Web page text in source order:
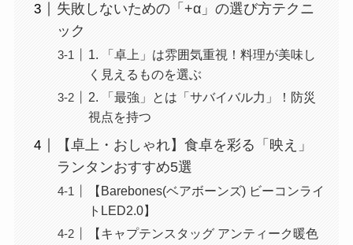
失敗しないための「+α」の選び方テクニ
ック
1. 「卓上」は雰囲気重視！料理が美味し
く見えるものを選ぶ
2. 「最強」とは「サバイバル力」！防災
視点を持つ
【卓上・おしゃれ】食卓を彩る「映え」
ランタンおすすめ5選
【Barebones(ベアボーンズ) ビーコンライ
トLED2.0】
【キャプテンスタッグ アンティーク暖色